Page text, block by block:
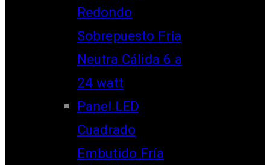
Redondo
Sobrepuesto Fría
Neutra Cálida 6 a
24 watt
Panel LED
Cuadrado
Embutido Fría